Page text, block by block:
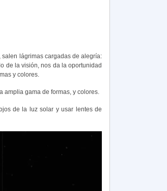
lágrimas cargadas de alegría:
de la visión, nos da la oportunidad
y colores.
amplia gama de formas, y colores.
de la luz solar y usar lentes de